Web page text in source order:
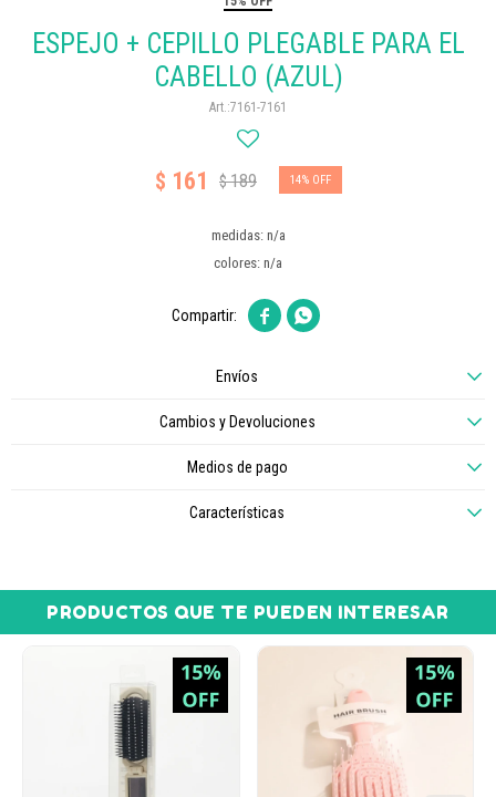
ESPEJO + CEPILLO PLEGABLE PARA EL
CABELLO (AZUL)
7161-7161
$ 161 $189 14
medidas: n/a
colores: n/a
 
Envíos
Cambios y Devoluciones
Medios de pago
Características
PRODUCTOS QUE TE PUEDEN INTERESAR